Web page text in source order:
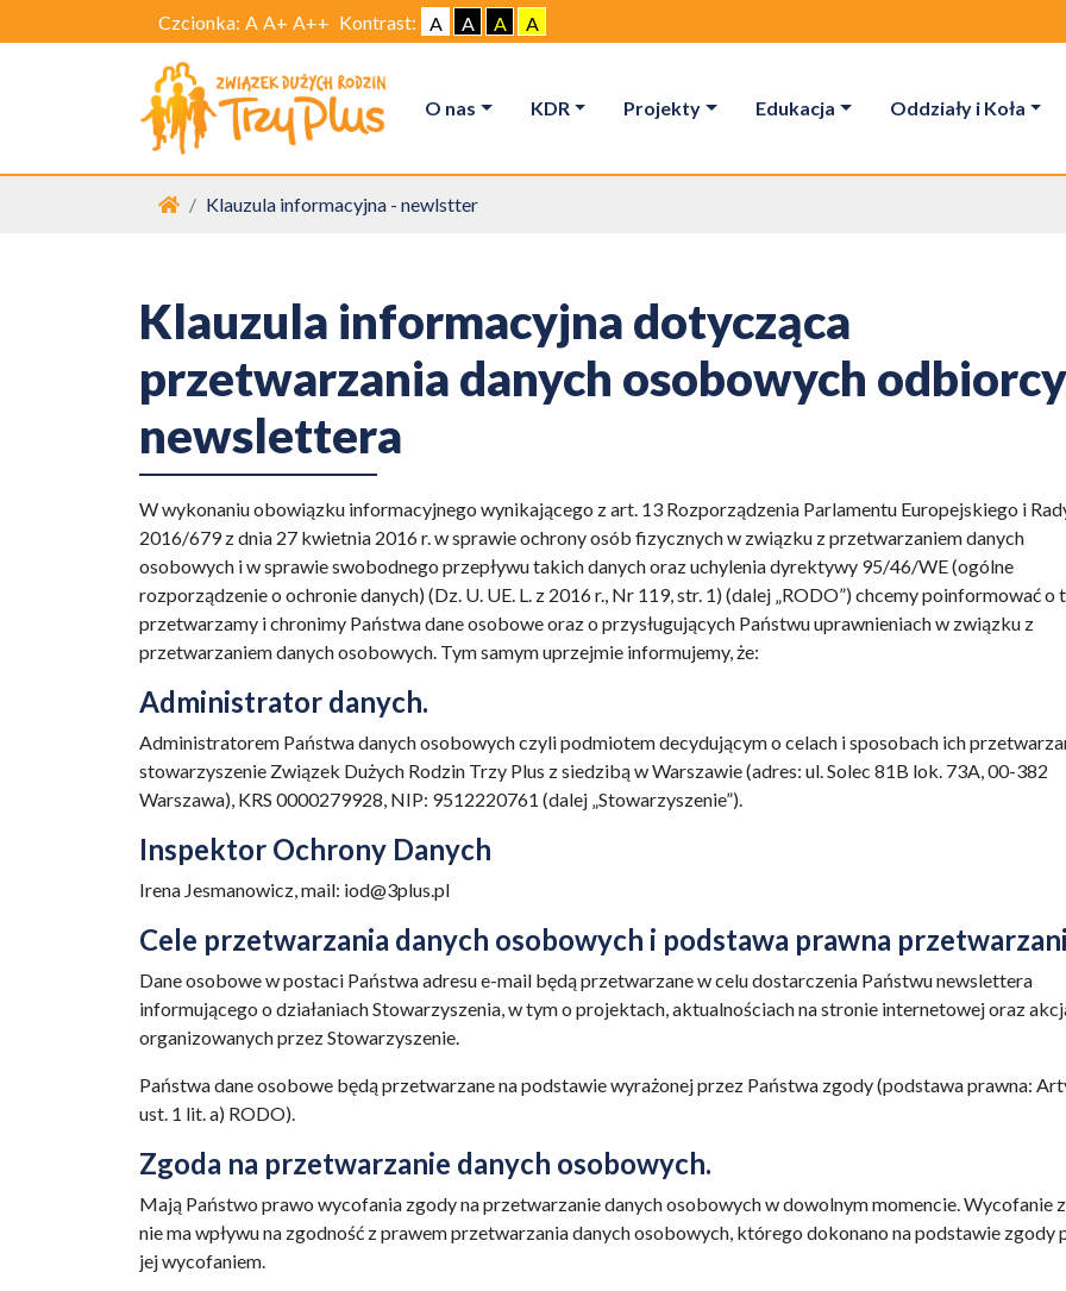
Czcionka: A A+ A++ Kontrast: A A A A
O nas KDR Projekty Edukacja Oddziały i Koła
Strona główna
Klauzula informacyjna - newlstter
Klauzula informacyjna dotycząca
przetwarzania danych osobowych odbiorcy
newslettera
W wykonaniu obowiązku informacyjnego wynikającego z art. 13 Rozporządzenia Parlamentu Europejskiego i
2016/679 z dnia 27 kwietnia 2016 r. w sprawie ochrony osób fizycznych w związku z przetwarzaniem danych
osobowych i w sprawie swobodnego przepływu takich danych oraz uchylenia dyrektywy 95/46/WE (ogólne
rozporządzenie o ochronie danych) (Dz. U. UE. L. z 2016 r., Nr 119, str. 1) (dalej „RODO”) chcemy poinformować o
przetwarzamy i chronimy Państwa dane osobowe oraz o przysługujących Państwu uprawnieniach w związku z
przetwarzaniem danych osobowych. Tym samym uprzejmie informujemy, że:
Administrator danych.
Administratorem Państwa danych osobowych czyli podmiotem decydującym o celach i sposobach ich
stowarzyszenie Związek Dużych Rodzin Trzy Plus z siedzibą w Warszawie (adres: ul. Solec 81B lok. 73A, 00-382
Warszawa), KRS 0000279928, NIP: 9512220761 (dalej „Stowarzyszenie”).
Inspektor Ochrony Danych
Irena Jesmanowicz, mail: iod@3plus.pl
Cele przetwarzania danych osobowych i podstawa prawna
Dane osobowe w postaci Państwa adresu e-mail będą przetwarzane w celu dostarczenia Państwu newslettera
informującego o działaniach Stowarzyszenia, w tym o projektach, aktualnościach na stronie internetowej oraz
organizowanych przez Stowarzyszenie.
Państwa dane osobowe będą przetwarzane na podstawie wyrażonej przez Państwa zgody (podstawa prawna:
ust. 1 lit. a) RODO).
Zgoda na przetwarzanie danych osobowych.
Mają Państwo prawo wycofania zgody na przetwarzanie danych osobowych w dowolnym momencie. Wycofanie
nie ma wpływu na zgodność z prawem przetwarzania danych osobowych, którego dokonano na podstawie zgody
jej wycofaniem.